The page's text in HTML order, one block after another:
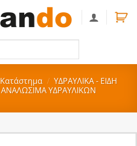
Κατάστημα / ΥΔΡΑΥΛΙΚΑ - ΕΙΔΗ
ΑΝΑΛΩΣΙΜΑ ΥΔΡΑΥΛΙΚΩΝ